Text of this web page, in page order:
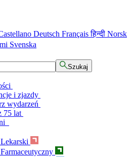
Deutsch Françaisहिन्दी Norsk
Svenska
Szukaj
i zjazdy
wydarzeń
75 lat